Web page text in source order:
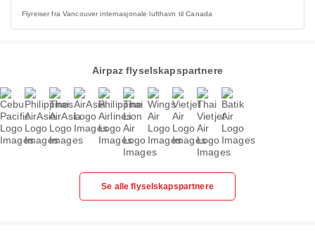
Flyreiser fra Vancouver internasjonale lufthavn til Canada
Airpaz flyselskapspartnere
Se alle flyselskapspartnere